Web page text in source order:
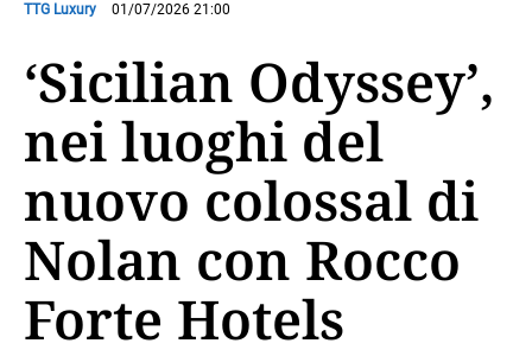
TTG Luxury 01/07/2026 21:00
‘Sicilian Odyssey’,
nei luoghi del
nuovo colossal di
Nolan con Rocco
Forte Hotels